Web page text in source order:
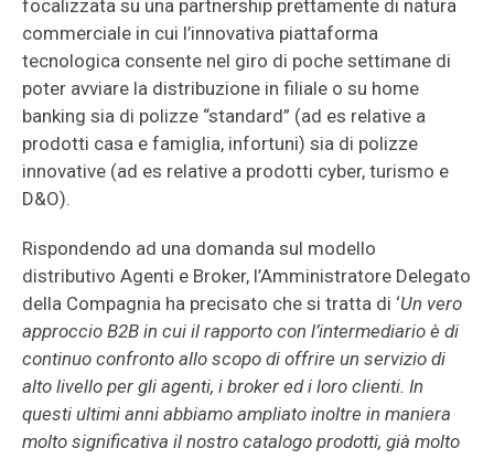
focalizzata su una partnership prettamente di natura
commerciale in cui l’innovativa piattaforma
tecnologica consente nel giro di poche settimane di
poter avviare la distribuzione in filiale o su home
banking sia di polizze “standard” (ad es relative a
prodotti casa e famiglia, infortuni) sia di polizze
innovative (ad es relative a prodotti cyber, turismo e
D&O).
Rispondendo ad una domanda sul modello
distributivo Agenti e Broker, l’Amministratore Delegato
della Compagnia ha precisato che si tratta di ‘Un vero
approccio B2B in cui il rapporto con l’intermediario è di
continuo confronto allo scopo di offrire un servizio di
alto livello per gli agenti, i broker ed i loro clienti. In
questi ultimi anni abbiamo ampliato inoltre in maniera
molto significativa il nostro catalogo prodotti, già molto